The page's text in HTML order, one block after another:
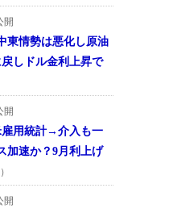
開
東情勢は悪化し原油
しドル金利上昇で
開
雇用統計→介入も一
加速か？9月利上げ
開